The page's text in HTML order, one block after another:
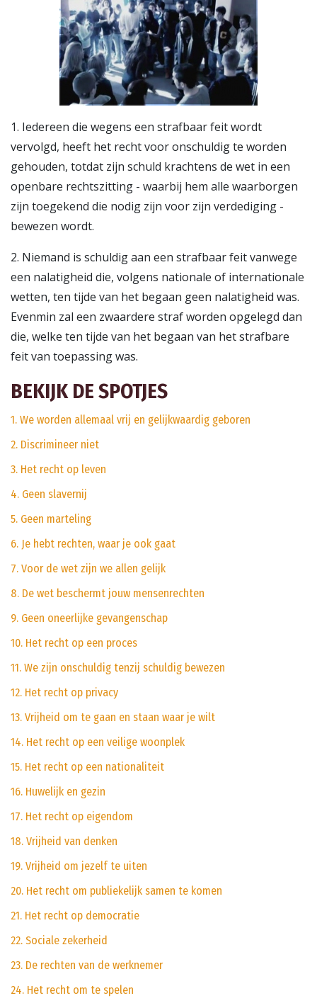
1. Iedereen die wegens een strafbaar feit wordt
vervolgd, heeft het recht voor onschuldig te worden
gehouden, totdat zijn schuld krachtens de wet in een
openbare rechtszitting - waarbij hem alle waarborgen
zijn toegekend die nodig zijn voor zijn verdediging -
bewezen wordt.
2. Niemand is schuldig aan een strafbaar feit vanwege
een nalatigheid die, volgens nationale of internationale
wetten, ten tijde van het begaan geen nalatigheid was.
Evenmin zal een zwaardere straf worden opgelegd dan
die, welke ten tijde van het begaan van het strafbare
feit van toepassing was.
BEKIJK DE SPOTJES
1. We worden allemaal vrij en gelijkwaardig geboren
2. Discrimineer niet
3. Het recht op leven
4. Geen slavernij
5. Geen marteling
6. Je hebt rechten, waar je ook gaat
7. Voor de wet zijn we allen gelijk
8. De wet beschermt jouw mensenrechten
9. Geen oneerlijke gevangenschap
10. Het recht op een proces
11. We zijn onschuldig tenzij schuldig bewezen
12. Het recht op privacy
13. Vrijheid om te gaan en staan waar je wilt
14. Het recht op een veilige woonplek
15. Het recht op een nationaliteit
16. Huwelijk en gezin
17. Het recht op eigendom
18. Vrijheid van denken
19. Vrijheid om jezelf te uiten
20. Het recht om publiekelijk samen te komen
21. Het recht op democratie
22. Sociale zekerheid
23. De rechten van de werknemer
24. Het recht om te spelen